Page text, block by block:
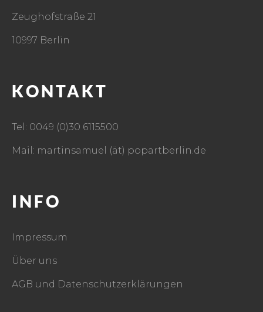
Zeughofstraße 21
10997 Berlin
KONTAKT
Tel: 0049 (0)30 6115500
Mail: martinsamuel (ät) popartberlin.de
INFO
Impressum
Über uns
AGB und Datenschutzerklärungen